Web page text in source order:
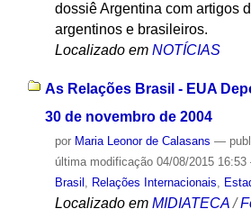
dossiê Argentina com artigos
argentinos e brasileiros.
Localizado em NOTÍCIAS
As Relações Brasil - EUA
30 de novembro de 2004
por Maria Leonor de Calasans —
última modificação04/08/2015 16:53
Brasil , Relações Internacionais,
Localizado em MIDIATECA /